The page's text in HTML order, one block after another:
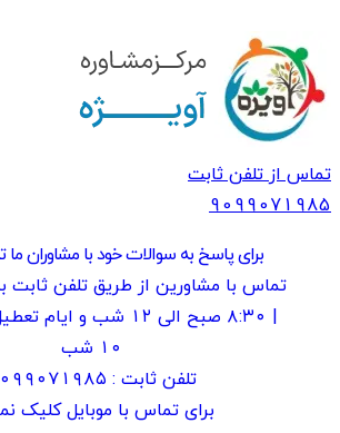
تماس از تلفن ثابت
9099071985
برای پاسخ به سوالات خود با مشاوران
تماس با مشاورین از طریق تلفن
۱۰ شب
تلفن ثابت :
برای تماس با موبایل کلیک